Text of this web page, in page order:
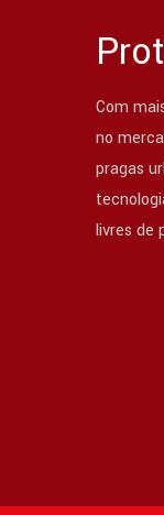
Com
no
pragas
livres de